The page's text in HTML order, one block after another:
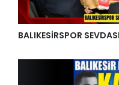
BALIKESİRSPOR